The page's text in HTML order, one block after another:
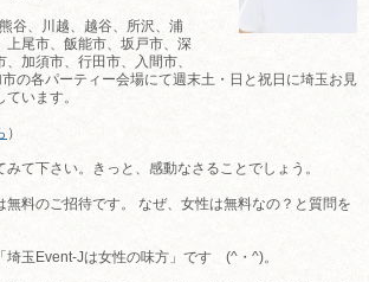
谷、川越、越谷、所沢、浦
上尾市、飯能市、坂戸市、深
加須市、行田市、入間市、
の各パーティー会場にて週末土・日と祝日に埼玉お見
います。
）
て下さい。きっと、感動なさることでしょう。
無料のご招待です。 なぜ、女性は無料なの？と質問を
埼玉Event-Jは女性の味方」です (^・^)。